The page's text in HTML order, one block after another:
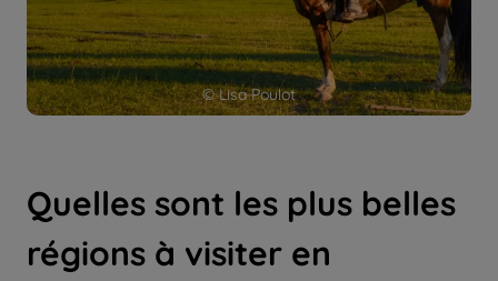
© Lisa Poulot
Quelles sont les plus belles
régions à visiter en